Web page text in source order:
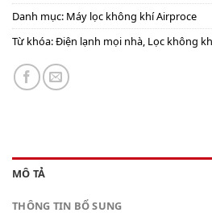
Danh mục: Máy lọc không khí Airproce
Từ khóa:Điện lạnh mọi nhà, Lọc không
MÔ TẢ
THÔNG TIN BỔ SUNG